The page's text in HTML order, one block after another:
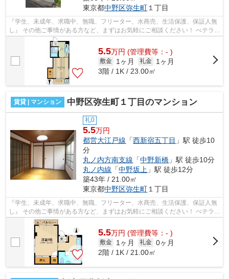
東京都中野区弥生町１丁目
『学生、未成年、求職中、無職、フリーター、水商売、生活保護、保証人無
し』 その他ご事情がある方など、まずはお気軽にご相談ください！ べテラン
スタッフが対応致しますのでご希望...
5.5万円 (管理費等：- )
敷金 1ヶ月 礼金
1ヶ月
3階 / 1K / 23.00㎡
賃貸 | マンション 中野区弥生町１丁目のマンション
礼0
5.5万円
都営大江戸線 「西新宿五丁目 」駅 徒歩10
分
丸ノ内方南支線 「中野新橋 」駅 徒歩10分
丸ノ内線 「中野坂上 」駅 徒歩12分
築43年 / 21.00㎡
東京都中野区弥生町 １丁目
『学生、未成年、求職中、無職、フリーター、水商売、生活保護、保証人無
し』 その他ご事情がある方など、まずはお気軽にご相談ください！ べテラン
スタッフが対応致しますのでご希望...
5.5万円 (管理費等：- )
敷金 1ヶ月 礼金 0ヶ月
2階 / 1K / 21.00㎡